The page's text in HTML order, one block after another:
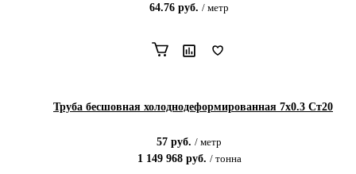
64.76 руб. / метр
Труба бесшовная холоднодеформированная 7х0.3 Ст20
57 руб. / метр
1 149 968руб. / тонна